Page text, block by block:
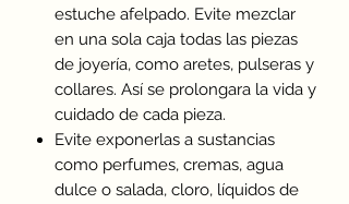
estuche afelpado. Evite mezclar
en una sola caja todas las piezas
de joyería, como aretes, pulseras y
collares. Así se prolongara la vida y
cuidado de cada pieza.
Evite exponerlas a sustancias
como perfumes, cremas, agua
dulce o salada, cloro, líquidos de